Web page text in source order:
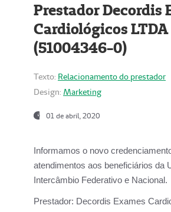
Prestador Decordis
Cardiológicos LTDA
(51004346-0)
Texto: Relacionamento do prestador
Design: Marketing
01 de abril, 2020
Informamos o novo
atendimentos aos beneficiários da
Intercâmbio Federativo e Nacional.
Prestador: Decordis Exames